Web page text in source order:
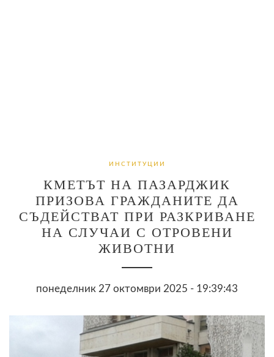
ИНСТИТУЦИИ
КМЕТЪТ НА ПАЗАРДЖИК
ПРИЗОВА ГРАЖДАНИТЕ ДА
СЪДЕЙСТВАТ ПРИ РАЗКРИВАНЕ
НА СЛУЧАИ С ОТРОВЕНИ
ЖИВОТНИ
понеделник 27 октомври 2025 - 19:39:43